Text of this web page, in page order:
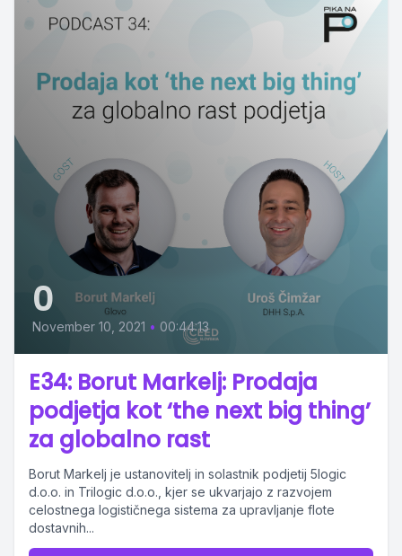
0
November 10, 2021 • 00:44:13
E34: Borut Markelj: Prodaja
podjetja kot ‘the next big thing’
za globalno rast
Borut Markelj je ustanovitelj in solastnik podjetij 5logic
d.o.o. in Trilogic d.o.o., kjer se ukvarjajo z razvojem
celostnega logističnega sistema za upravljanje flote
dostavnih...